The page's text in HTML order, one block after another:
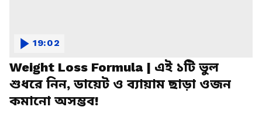
Weight Loss Formula | এই ১টি ভুল
শুধরে নিন, ডায়েট ও ব্যায়াম ছাড়া ওজন
কমানো অসম্ভব!
19:02